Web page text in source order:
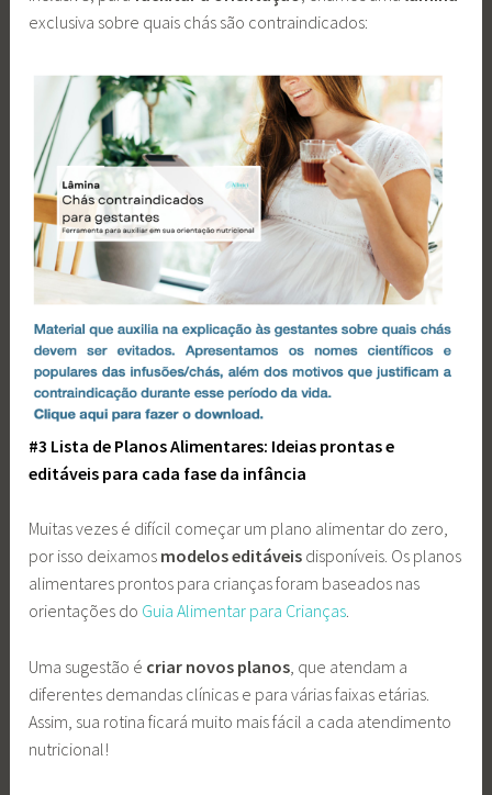
exclusiva sobre quais chás são contraindicados:
#3 Lista de Planos Alimentares: Ideias prontas e
editáveis para cada fase da infância
Muitas vezes é difícil começar um plano alimentar do zero,
por isso deixamos modelos editáveis disponíveis. Os planos
alimentares prontos para crianças foram baseados nas
orientações do Guia Alimentar para Crianças.
Uma sugestão é criar novos planos , que atendam a
diferentes demandas clínicas e para várias faixas etárias.
Assim, sua rotina ficará muito mais fácil a cada atendimento
nutricional!